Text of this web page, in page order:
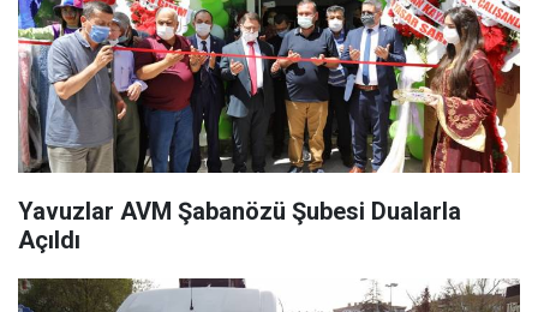
Yavuzlar AVM Şabanözü Şubesi Dualarla
Açıldı